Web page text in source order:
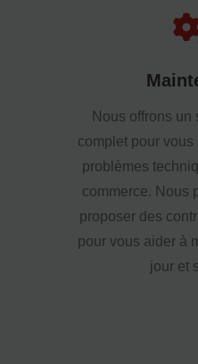
Nous offrons un
complet pour
problèmes
commerce. Nous
proposer des
pour vous aider à
jour et